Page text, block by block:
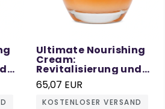
Ultimate Nourishing
Cream:
Revitalisierung und
Pflege für die Haut –
50 ML
65,07 EUR
KOSTENLOSER VERSAND